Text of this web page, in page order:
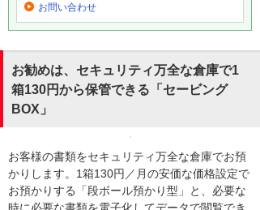
お問い合わせ
お勧めは、セキュリティ万全な倉庫で1
箱130円から保管できる「セービング
BOX」
お客様の書類をセキュリティ万全な倉庫でお預
かりします。1箱130円／月の安価な価格設定で
お預かりする「段ボール預かり型」と、必要な